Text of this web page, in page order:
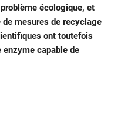
écologique, et
mesures de recyclage
ont toutefois
capable de